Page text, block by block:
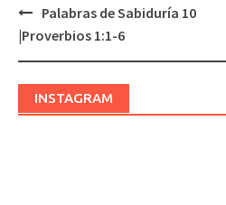
Post
navigation
Palabras de Sabiduría 10
|Proverbios 1:1-6
INSTAGRAM